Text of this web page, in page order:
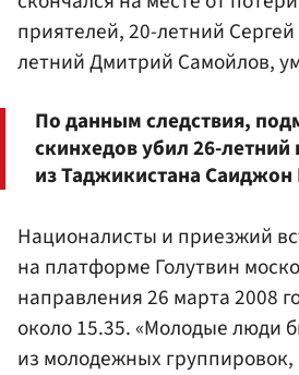
приятелей, 20-летний
летний Дмитрий Самойлов,
По данным следствия,
скинхедов убил 26-летний
из Таджикистана
Националисты и приезжий
на платформе Голутвин
направления 26 марта 2008
около 15.35. «Молодые люди
из молодежных